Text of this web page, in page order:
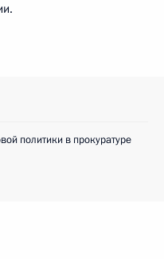
политики в прокуратуре